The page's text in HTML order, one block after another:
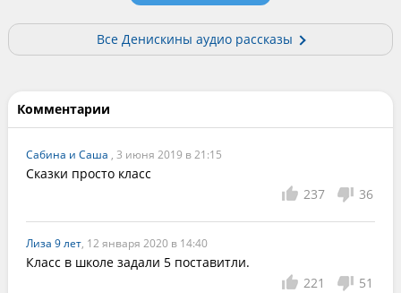
Все Денискины аудио рассказы
Комментарии
Сабина и Саша , 3 июня 2019 в 21:15
Сказки просто класс
237
36
Лиза 9 лет, 12 января 2020 в 14:40
Класс в школе задали 5 поставитли.
221
51